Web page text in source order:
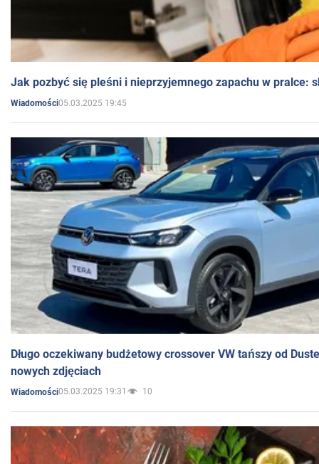
Jak pozbyć się pleśni i nieprzyjemnego zapachu w pralce:
Wiadomości05.03.2025 19:45
Długo oczekiwany budżetowy crossover VW tańszy od
nowych zdjęciach
Wiadomości05.03.2025 19:31 10